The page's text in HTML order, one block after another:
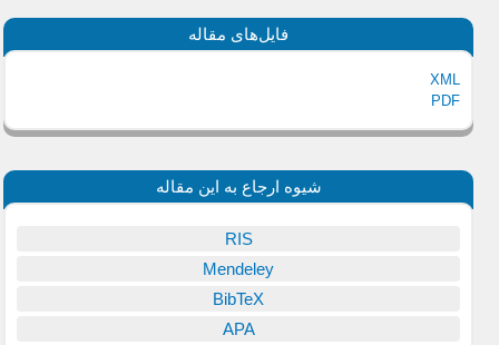
فایل‌های مقاله
XML
PDF
شیوه ارجاع به این مقاله
RIS
Mendeley
BibTeX
APA